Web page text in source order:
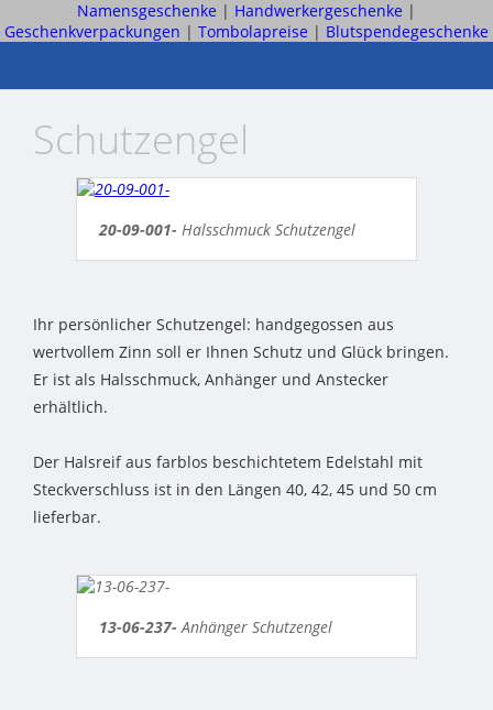
Namensgeschenke | Handwerkergeschenke |
Geschenkverpackungen | Tombolapreise | Blutspendegeschenke
Schutzengel
20-09-001- Halsschmuck Schutzengel
Ihr persönlicher Schutzengel: handgegossen aus
wertvollem Zinn soll er Ihnen Schutz und Glück bringen.
Er ist als Halsschmuck, Anhänger und Anstecker
erhältlich.
Der Halsreif aus farblos beschichtetem Edelstahl mit
Steckverschluss ist in den Längen 40, 42, 45 und 50 cm
lieferbar.
13-06-237- Anhänger Schutzengel